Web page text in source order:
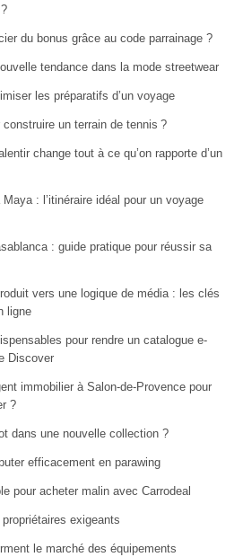
du bonus grâce au code parrainage ?
tendance dans la mode streetwear
les préparatifs d’un voyage
un terrain de tennis ?
change tout à ce qu’on rapporte d’un
: l’itinéraire idéal pour un voyage
: guide pratique pour réussir sa
vers une logique de média : les clés
ligne
pour rendre un catalogue e-
Discover
immobilier à Salon-de-Provence pour
?
dans une nouvelle collection ?
efficacement en parawing
pour acheter malin avec Carrodeal
exigeants
le marché des équipements